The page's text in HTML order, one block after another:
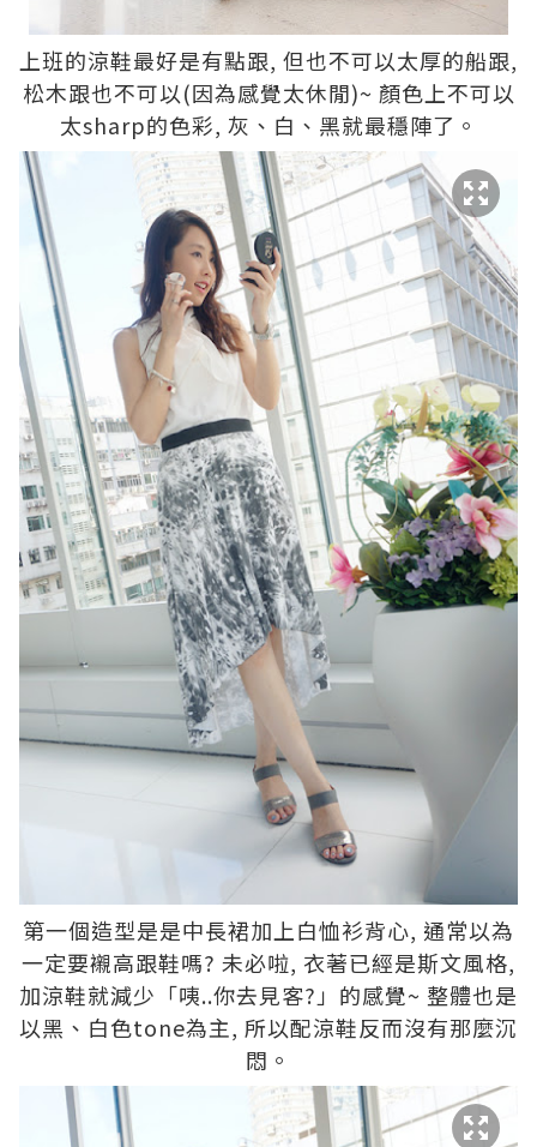
上班的涼鞋最好是有點跟, 但也不可以太厚的船跟,
松木跟也不可以(因為感覺太休閒)~ 顏色上不可以
太sharp的色彩, 灰、白、黑就最穩陣了。
第一個造型是是中長裙加上白恤衫背心, 通常以為
一定要襯高跟鞋嗎? 未必啦, 衣著已經是斯文風格,
加涼鞋就減少「咦..你去見客?」的感覺~ 整體也是
以黑、白色tone為主, 所以配涼鞋反而沒有那麼沉
悶。